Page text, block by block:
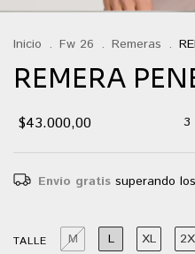
Inicio . Fw 26 . Remeras .
REMERA
$43.000,00 3
Envío gratis superando los
TALLE M L XL